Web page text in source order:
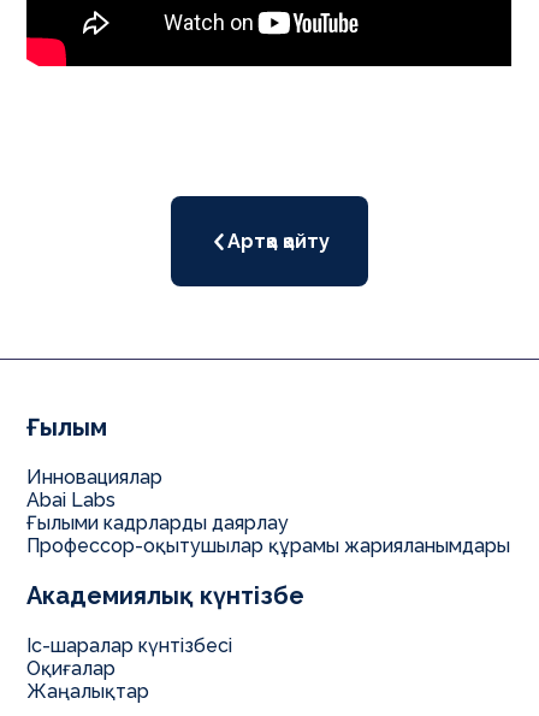
Артқа қайту
Ғылым
Инновациялар
Abai Labs
Ғылыми кадрларды даярлау
Профессор-оқытушылар құрамы жарияланымдары
Академиялық күнтізбе
Іс-шаралар күнтізбесі
Оқиғалар
Жаңалықтар